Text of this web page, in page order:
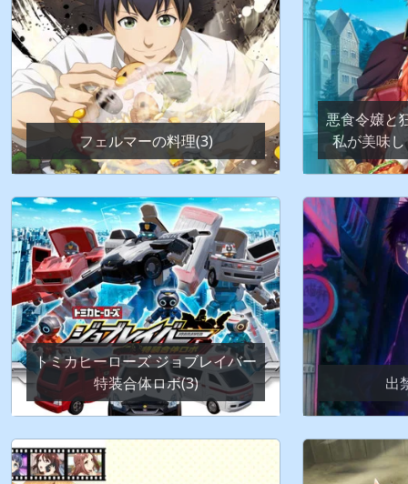
フェルマーの料理(3)
悪食令嬢と
私が美味
トミカヒーローズ ジョブレイバー
特装合体ロボ(3)
出